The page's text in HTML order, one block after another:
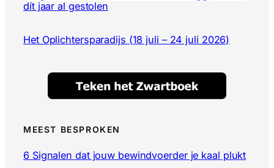
dít jaar al gestolen
Het Oplichtersparadijs (18 juli – 24 juli 2026)
MEEST BESPROKEN
6 Signalen dat jouw bewindvoerder je kaal plukt